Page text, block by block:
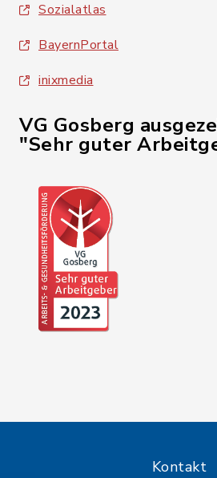
Sozialatlas
BayernPortal
inixmedia
VG Gosberg
"Sehr guter
Kontakt